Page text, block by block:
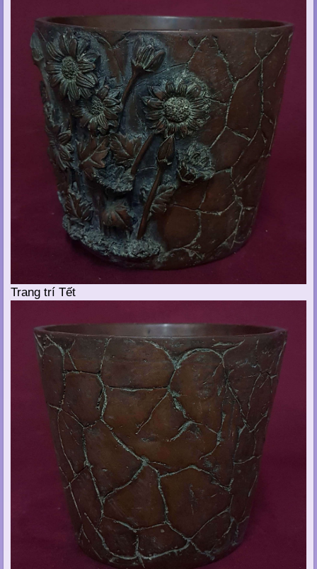
Trang trí Tết